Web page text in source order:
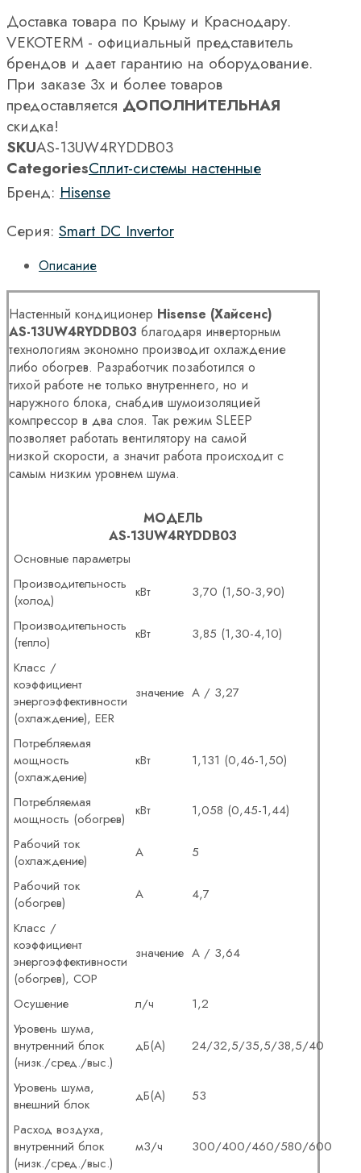
Доставка товара по Крыму и Краснодару.
VEKOTERM - официальный представитель
брендов и дает гарантию на оборудование.
При заказе 3х и более товаров
предоставляется ДОПОЛНИТЕЛЬНАЯ
скидка!
SKUAS-13UW4RYDDB03
CategoriesСплит-системы настенные
Бренд: Hisense
Серия: Smart DC Invertor
Описание
Настенный кондиционер Hisense (Хайсенс)
AS-13UW4RYDDB03 благодаря инверторным
технологиям экономно производит охлаждение
либо обогрев. Разработчик позаботился о
тихой работе не только внутреннего, но и
наружного блока, снабдив шумоизоляцией
компрессор в два слоя. Так режим SLEEP
позволяет работать вентилятору на самой
низкой скорости, а значит работа происходит с
самым низким уровнем шума.
МОДЕЛЬ
AS-13UW4RYDDB03
Основные параметры
Производительность
(холод)
кВт
3,70 (1,50-3,90)
Производительность
(тепло)
кВт
3,85 (1,30-4,10)
Класс /
коэффициент
энергоэффективности
(охлаждение), EER
значение А / 3,27
Потребляемая
мощность
(охлаждение)
кВт 1,131 (0,46-1,50)
Потребляемая
мощность (обогрев)
кВт
1,058 (0,45-1,44)
Рабочий ток
(охлаждение)
А
5
Рабочий ток
(обогрев)
А
4,7
Класс /
коэффициент
энергоэффективности
(обогрев), COP
значение А / 3,64
Осушение л/ч
1,2
Уровень шума,
внутренний блок
(низк./сред./выс.)
дБ(А) 24/32,5/35,5/38,5/40
Уровень шума,
внешний блок
дБ(А)
53
Расход воздуха,
внутренний блок
(низк./сред./выс.)
м3/ч 300/400/460/580/600